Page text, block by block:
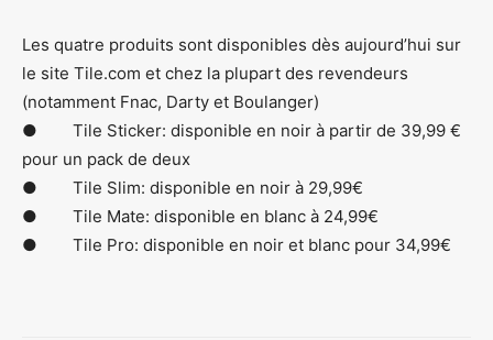
Les quatre produits sont disponibles dès aujourd’hui sur
le site Tile.com et chez la plupart des revendeurs
(notamment Fnac, Darty et Boulanger)
● Tile Sticker: disponible en noir à partir de 39,99 €
pour un pack de deux
● Tile Slim: disponible en noir à 29,99€
● Tile Mate: disponible en blanc à 24,99€
● Tile Pro: disponible en noir et blanc pour 34,99€